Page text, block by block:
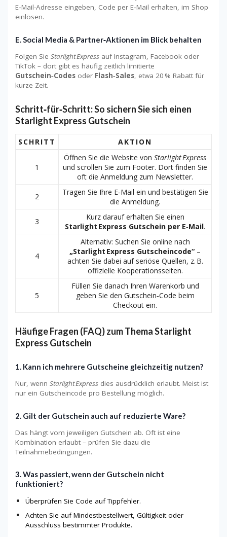
E‑Mail-Adresse eingeben, Code per E‑Mail erhalten, im Shop
einlösen.
E. Social Media & Partner‑Aktionen im Blick behalten
Folgen Sie Starlight Express auf Instagram, Facebook oder
TikTok – dort gibt es häufig zeitlich limitierte
Gutschein‑Codes oder Flash‑Sales, etwa 20 % Rabatt für
kurze Zeit.
Schritt‑für‑Schritt: So sichern Sie sich einen
Starlight Express Gutschein
SCHRITT AKTION
1
Öffnen Sie die Website von Starlight Express
und scrollen Sie zum Footer. Dort finden Sie
oft die Anmeldung zum Newsletter.
2
Tragen Sie Ihre E‑Mail ein und bestätigen Sie
die Anmeldung.
3
Kurz darauf erhalten Sie einen
Starlight Express Gutschein per E‑Mail.
4
Alternativ: Suchen Sie online nach
„Starlight Express Gutscheincode“ –
achten Sie dabei auf seriöse Quellen, z. B.
offizielle Kooperationsseiten.
5
Füllen Sie danach Ihren Warenkorb und
geben Sie den Gutschein‑Code beim
Checkout ein.
Häufige Fragen (FAQ) zum Thema Starlight
Express Gutschein
1. Kann ich mehrere Gutscheine gleichzeitig nutzen?
Nur, wenn Starlight Express dies ausdrücklich erlaubt. Meist ist
nur ein Gutscheincode pro Bestellung möglich.
2. Gilt der Gutschein auch auf reduzierte Ware?
Das hängt vom jeweiligen Gutschein ab. Oft ist eine
Kombination erlaubt – prüfen Sie dazu die
Teilnahmebedingungen.
3.Was passiert, wenn der Gutschein nicht
funktioniert?
Überprüfen Sie Code auf Tippfehler.
Achten Sie auf Mindestbestellwert, Gültigkeit oder
Ausschluss bestimmter Produkte.